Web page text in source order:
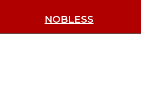
NOBLESS